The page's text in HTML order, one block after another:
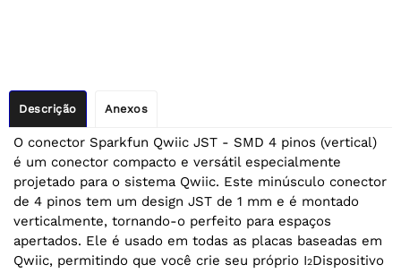
Descrição Anexos
O conector Sparkfun Qwiic JST - SMD 4 pinos (vertical)
é um conector compacto e versátil especialmente
projetado para o sistema Qwiic. Este minúsculo conector
de 4 pinos tem um design JST de 1 mm e é montado
verticalmente, tornando-o perfeito para espaços
apertados. Ele é usado em todas as placas baseadas em
Qwiic, permitindo que você crie seu próprio I2Dispositivo